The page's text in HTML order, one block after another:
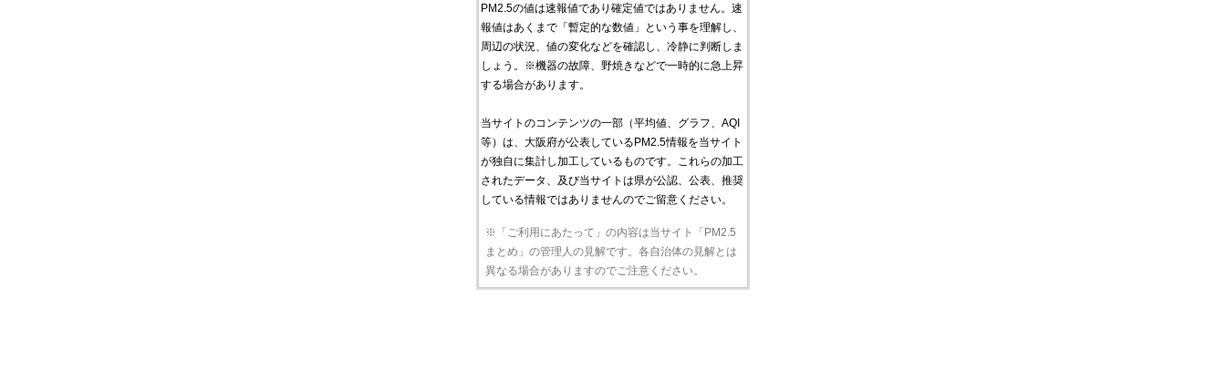
PM2.5の値は速報値であり確定値ではありません。速
報値はあくまで「暫定的な数値」という事を理解し、
周辺の状況、値の変化などを確認し、冷静に判断しま
しょう。※機器の故障、野焼きなどで一時的に急上昇
する場合があります。
当サイトのコンテンツの一部（平均値、グラフ、AQI
等）は、大阪府が公表しているPM2.5情報を当サイト
が独自に集計し加工しているものです。これらの加工
されたデータ、及び当サイトは県が公認、公表、推奨
している情報ではありませんのでご留意ください。
※「ご利用にあたって」の内容は当サイト「PM2.5
まとめ」の管理人の見解です。各自治体の見解とは
異なる場合がありますのでご注意ください。